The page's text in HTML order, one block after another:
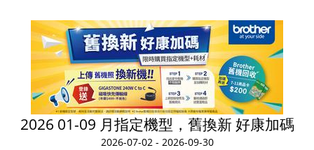
2026 01-09 月指定機型，舊換新 好康加碼
2026-07-02 - 2026-09-30